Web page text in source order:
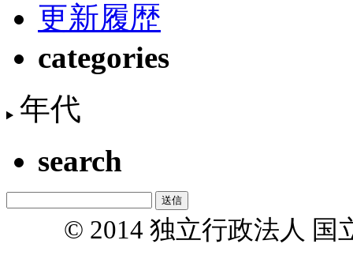
更新履歴
categories
年代
search
© 2014 独立行政法人 国